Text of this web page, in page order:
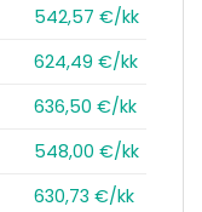
542,57 €/kk
624,49 €/kk
636,50 €/kk
548,00 €/kk
630,73 €/kk